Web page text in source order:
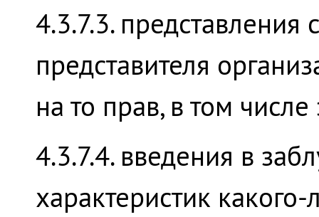
4.3.7.3. представления
представителя
на то прав, в том
4.3.7.4. введения в
характеристик